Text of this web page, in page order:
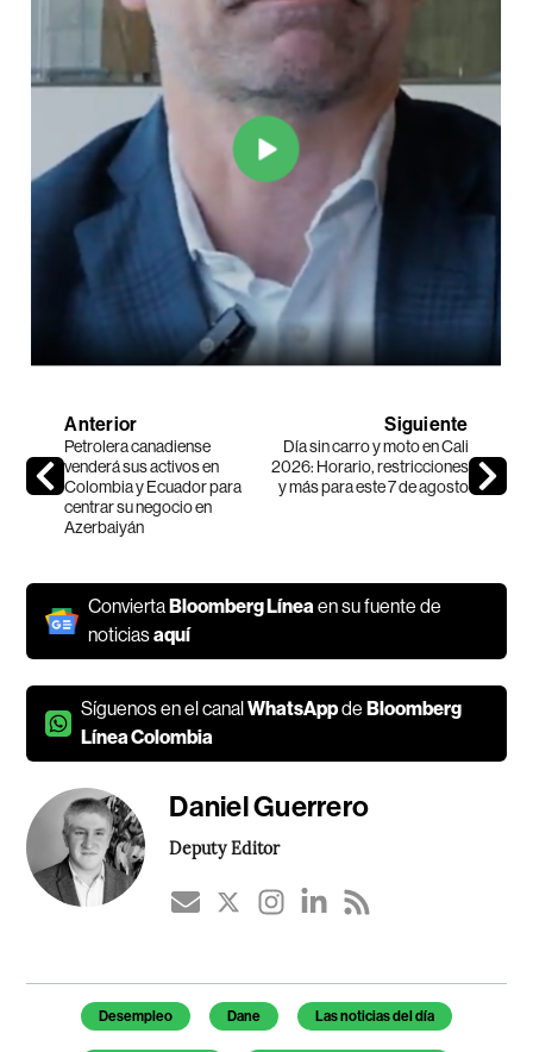
Anterior
Petrolera canadiense
venderá sus activos en
Colombia y Ecuador para
centrar su negocio en
Azerbaiyán
Siguiente
Día sin carro y moto en Cali
2026: Horario, restricciones
y más para este 7 de agosto
ConviertaBloomberg Líneaen su fuente de
noticiasaquí
Síguenos en el canalWhatsAppdeBloomberg
Línea Colombia
Daniel Guerrero
Deputy Editor
Temas de este artículo
Desempleo Dane Las noticias del día